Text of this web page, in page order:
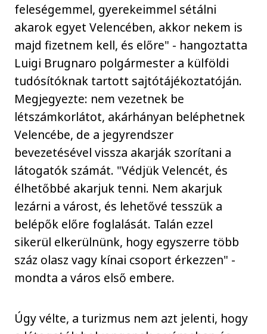
feleségemmel, gyerekeimmel sétálni
akarok egyet Velencében, akkor nekem is
majd fizetnem kell, és előre" - hangoztatta
Luigi Brugnaro polgármester a külföldi
tudósítóknak tartott sajtótájékoztatóján.
Megjegyezte: nem vezetnek be
létszámkorlátot, akárhányan beléphetnek
Velencébe, de a jegyrendszer
bevezetésével vissza akarják szorítani a
látogatók számát. "Védjük Velencét, és
élhetőbbé akarjuk tenni. Nem akarjuk
lezárni a várost, és lehetővé tesszük a
belépők előre foglalását. Talán ezzel
sikerül elkerülnünk, hogy egyszerre több
száz olasz vagy kínai csoport érkezzen" -
mondta a város első embere.
Úgy vélte, a turizmus nem azt jelenti, hogy